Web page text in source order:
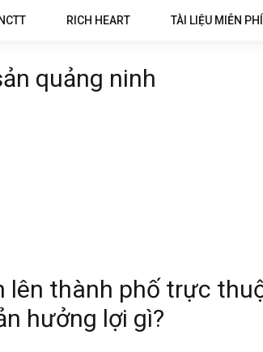
RICH HEART TÀI LIỆU MIỄN PHÍ
quảng ninh
lên thành phố trực
hưởng lợi gì?